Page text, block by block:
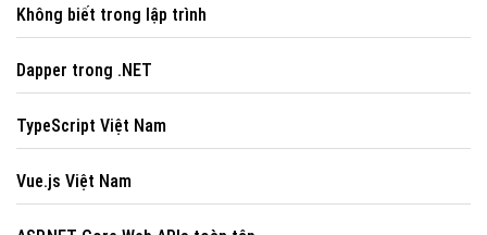
Không biết trong lập trình
Dapper trong .NET
TypeScript Việt Nam
Vue.js Việt Nam